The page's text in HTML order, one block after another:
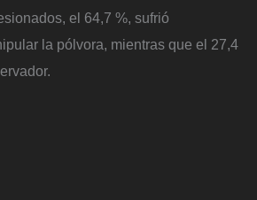
el 64,7 %, sufrió
la pólvora, mientras que el 27,4